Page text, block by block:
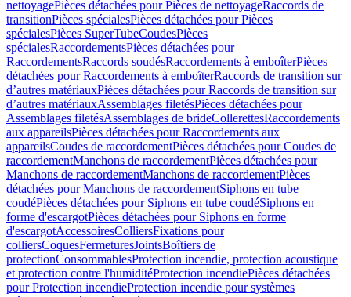
nettoyagePièces détachées pour Pièces de nettoyageRaccords de
transitionPièces spécialesPièces détachées pour Pièces
spécialesPièces SuperTubeCoudesPièces
spécialesRaccordementsPièces détachées pour
RaccordementsRaccords soudésRaccordements à emboîterPièces
détachées pour Raccordements à emboîterRaccords de transition sur
d’autres matériauxPièces détachées pour Raccords de transition sur
d’autres matériauxAssemblages filetésPièces détachées pour
Assemblages filetésAssemblages de brideCollerettesRaccordements
aux appareilsPièces détachées pour Raccordements aux
appareilsCoudes de raccordementPièces détachées pour Coudes de
raccordementManchons de raccordementPièces détachées pour
Manchons de raccordementManchons de raccordementPièces
détachées pour Manchons de raccordementSiphons en tube
coudéPièces détachées pour Siphons en tube coudéSiphons en
forme d'escargotPièces détachées pour Siphons en forme
d'escargotAccessoiresColliersFixations pour
colliersCoquesFermeturesJointsBoîtiers de
protectionConsommablesProtection incendie, protection acoustique
et protection contre l'humiditéProtection incendiePièces détachées
pour Protection incendieProtection incendie pour systèmes